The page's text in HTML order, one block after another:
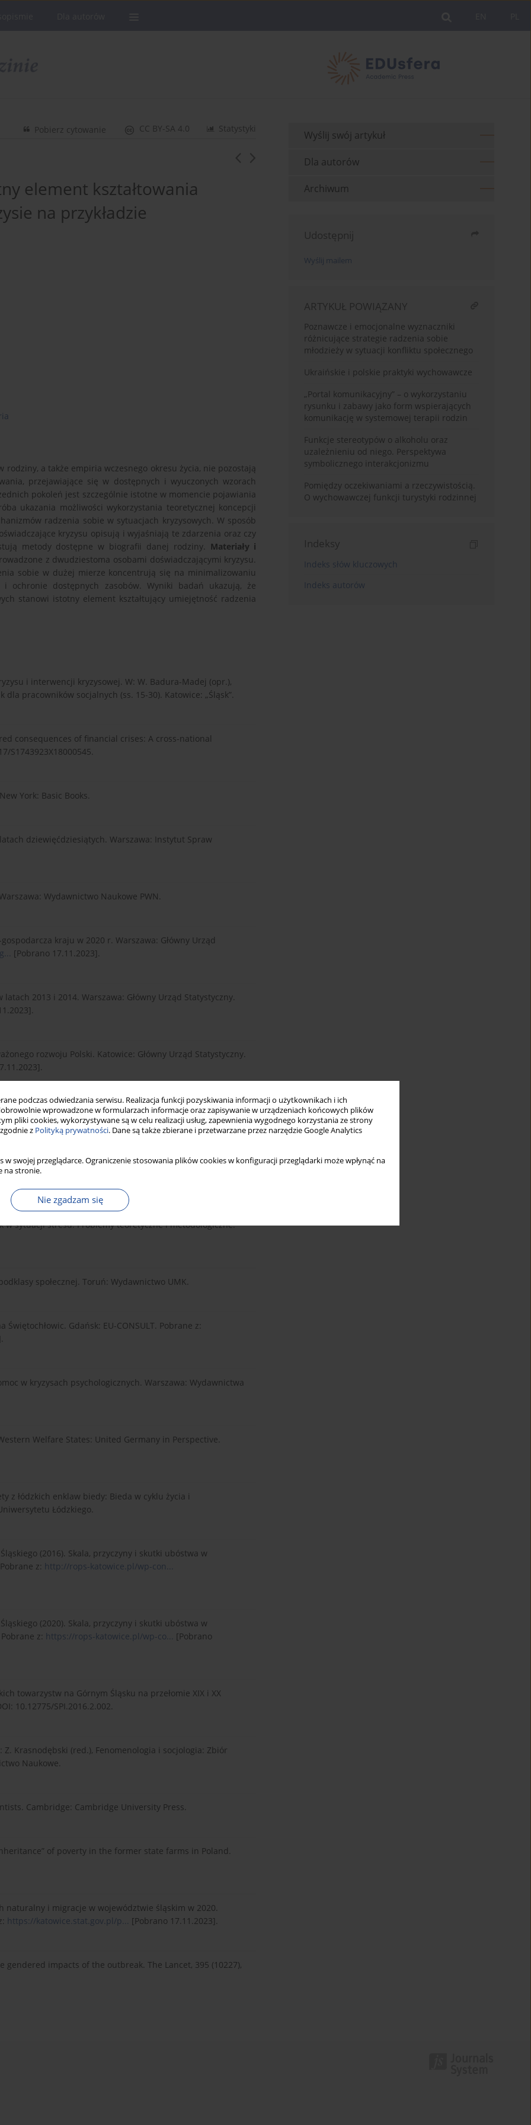
podczas odwiedzania serwisu. Realizacja funkcji pozyskiwania informacji o użytkownikach i ich
wprowadzone w formularzach informacje oraz zapisywanie w urządzeniach końcowych plików
pliki cookies, wykorzystywane są w celu realizacji usług, zapewnienia wygodnego korzystania ze strony
z Polityką prywatności. Dane są także zbierane i przetwarzane przez narzędzie Google Analytics
w swojej przeglądarce. Ograniczenie stosowania plików cookies w konfiguracji przeglądarki może wpłynąć na
na stronie.
Nie zgadzam się
Statystyki
CC BY-SA 4.0
Pobierz cytowanie
element kształtowania
na przykładzie
rodziny, a także empiria wczesnego okresu życia, nie pozostają
przejawiające się w dostępnych i wyuczonych wzorach
pokoleń jest szczególnie istotne w momencie pojawiania
ukazania możliwości wykorzystania teoretycznej koncepcji
radzenia sobie w sytuacjach kryzysowych. W sposób
kryzysu opisują i wyjaśniają te zdarzenia oraz czy
metody dostępne w biografii danej rodziny. Materiały i
z dwudziestoma osobami doświadczającymi kryzysu.
sobie w dużej mierze koncentrują się na minimalizowaniu
ochronie dostępnych zasobów. Wyniki badań ukazują, że
stanowi istotny element kształtujący umiejętność radzenia
i interwencji kryzysowej. W: W. Badura-Madej (opr.),
pracowników socjalnych (ss. 15-30). Katowice: „Śląsk”.
consequences of financial crises: A cross-national
S1743923X18000545.
York: Basic Books.
dziewięćdziesiątych. Warszawa: Instytut Spraw
Wydawnictwo Naukowe PWN.
kraju w 2020 r. Warszawa: Główny Urząd
[Pobrano 17.11.2023].
2013 i 2014. Warszawa: Główny Urząd Statystyczny.
rozwoju Polski. Katowice: Główny Urząd Statystyczny.
domowych w 2009 r. Warszawa: Główny Urząd
[Pobrano 17.11.2023].
Od epizodu do "underclass". Łódź: Wydawnictwo
w sytuacji stresu: Problemy teoretyczne i metodologiczne.
społecznej. Toruń: Wydawnictwo UMK.
Świętochłowic. Gdańsk: EU-CONSULT. Pobrane z:
w kryzysach psychologicznych. Warszawa: Wydawnictwa
Welfare States: United Germany in Perspective.
z łódzkich enklaw biedy: Bieda w cyklu życia i
Łódzkiego.
(2016). Skala, przyczyny i skutki ubóstwa w
z: http://rops-katowice.pl/wp-con...
(2020). Skala, przyczyny i skutki ubóstwa w
z: https://rops-katowice.pl/wp-co... [Pobrano
towarzystw na Górnym Śląsku na przełomie XIX i XX
10.12775/SPI.2016.2.002.
Z. Krasnodębski (red.), Fenomenologia i socjologia: Zbiór
Naukowe.
Cambridge: Cambridge University Press.
of poverty in the former state farms in Poland.
naturalny i migracje w województwie śląskim w 2020.
https://katowice.stat.gov.pl/p... [Pobrano 17.11.2023].
gendered impacts of the outbreak. The Lancet, 395 (10227),
Wyślij swój artykuł
Dla autorów
Archiwum
Udostępnij
Wyślij mailem
ARTYKUŁ POWIĄZANY
Poznawcze i emocjonalne wyznaczniki
różnicujące strategie radzenia sobie
młodzieży w sytuacji konfliktu społecznego
Ukraińskie i polskie praktyki wychowawcze
„Portal komunikacyjny” – o wykorzystaniu
rysunku i zabawy jako form wspierających
komunikację w systemowej terapii rodzin
Funkcje stereotypów o alkoholu oraz
uzależnieniu od niego. Perspektywa
symbolicznego interakcjonizmu
Pomiędzy oczekiwaniami a rzeczywistością.
O wychowawczej funkcji turystyki rodzinnej
Indeksy
Indeks słów kluczowych
Indeks autorów